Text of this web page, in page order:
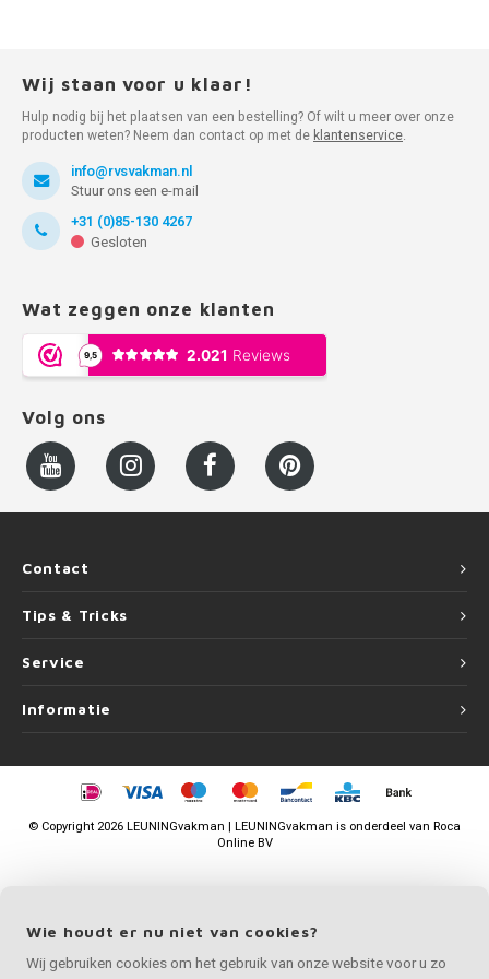
Wij staan voor u klaar!
Hulp nodig bij het plaatsen van een bestelling? Of wilt u meer over onze
producten weten? Neem dan contact op met de klantenservice.
info@rvsvakman.nl
Stuur ons een e-mail
+31 (0)85-130 4267
Gesloten
Wat zeggen onze klanten
Volg ons
Contact
Tips & Tricks
Service
Informatie
© Copyright 2026 LEUNINGvakman | LEUNINGvakman is onderdeel van Roca
Online BV
Wie houdt er nu niet van cookies?
Wij gebruiken cookies om het gebruik van onze website voor u zo